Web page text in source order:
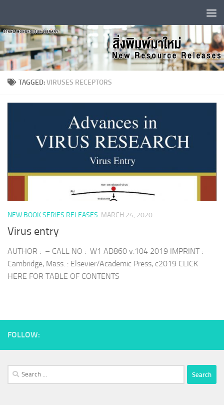
TAGGED:VIRUSES RECEPTORS
NEW BOOK SERIES RELEASES MARCH 24, 2020
Virus entry
AUTHOR : – CALL NO : W1 AD860 v.104 2019 IMPRINT :
Cambridge, Mass. : Elsevier/Academic Press, c2019 CLICK
HERE FOR TABLE OF CONTENTS
FOLLOW:
Search
for: